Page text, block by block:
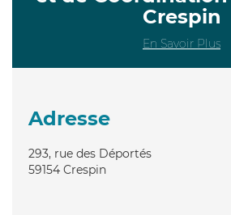
Crespin
En Savoir Plus
Adresse
293, rue des Déportés
59154 Crespin